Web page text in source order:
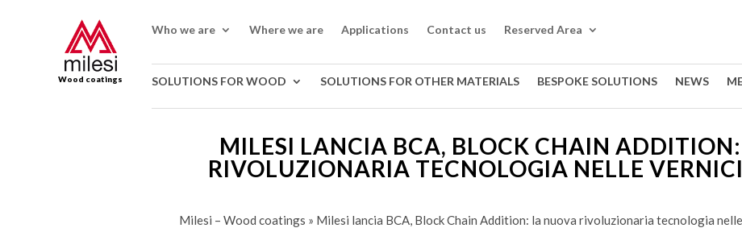
Wood coatings
Who we are Where we are Applications Contact us Reserved Area
SOLUTIONS FOR WOOD SOLUTIONS FOR OTHER MATERIALS BESPOKE SOLUTIONS NEWS
MILESI LANCIA BCA, BLOCK CHAIN
RIVOLUZIONARIA TECNOLOGIA NELLE
Milesi – Wood coatings » Milesi lancia BCA, Block Chain Addition: la nuova rivoluzionaria tecnologia